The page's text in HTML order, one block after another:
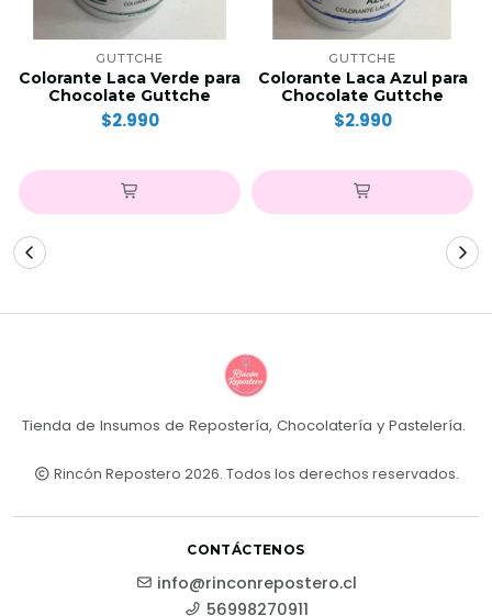
GUTTCHE
Colorante Laca Verde para
Chocolate Guttche
$2.990
GUTTCHE
Colorante Laca Azul para
Chocolate Guttche
$2.990
Tienda de Insumos de Repostería, Chocolatería y Pastelería.
Rincón Repostero 2026. Todos los derechos reservados.
CONTÁCTENOS
info@rinconrepostero.cl
56998270911